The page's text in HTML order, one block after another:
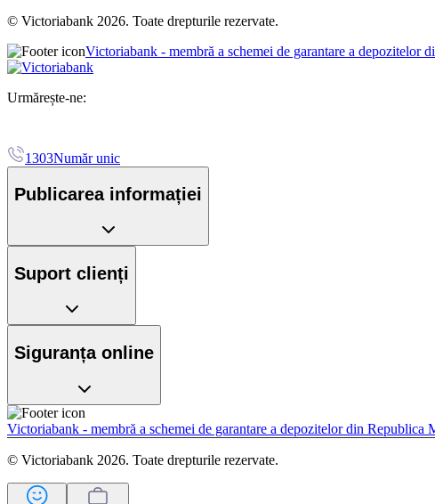
© Victoriabank 2026. Toate drepturile rezervate.
Victoriabank - membră a schemei de garantare a depozitelor
Urmărește-ne:
1303Număr unic
Publicarea informației
Suport clienți
Siguranța online
Victoriabank - membră a schemei de garantare a depozitelor din Republica
© Victoriabank 2026. Toate drepturile rezervate.